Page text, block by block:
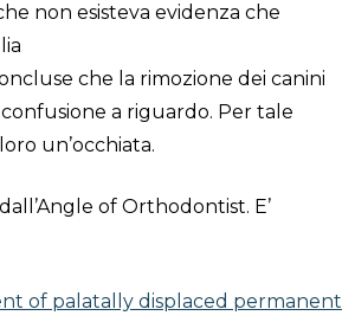
non esisteva evidenza che
che la rimozione dei canini
a riguardo. Per tale
un’occhiata.
of Orthodontist. E’
of palatally displaced permanent